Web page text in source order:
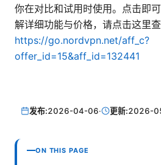
你在对比和试用时使用。点击即
解详细功能与价格，请点击这里查
https://go.nordvpn.net/aff_c?
offer_id=15&aff_id=132441
发布:2026-04-06· 更新:2026-
ON THIS PAGE